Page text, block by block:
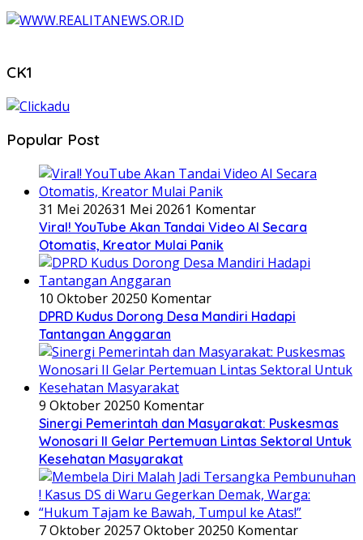
CK1
Popular Post
31 Mei 202631 Mei 20261 Komentar
Viral! YouTube Akan Tandai Video AI Secara
Otomatis, Kreator Mulai Panik
10 Oktober 20250 Komentar
DPRD Kudus Dorong Desa Mandiri Hadapi
Tantangan Anggaran
9 Oktober 20250 Komentar
Sinergi Pemerintah dan Masyarakat: Puskesmas
Wonosari II Gelar Pertemuan Lintas Sektoral Untuk
Kesehatan Masyarakat
7 Oktober 20257 Oktober 20250 Komentar